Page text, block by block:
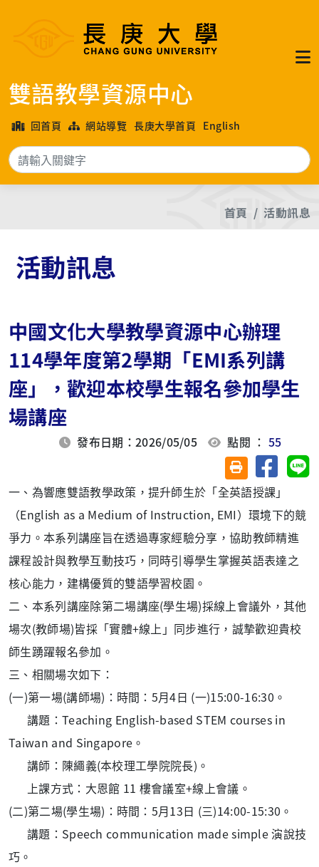
雙語教學資源中心
回首頁 網站導覽 長庚大學首頁 English
搜尋
首頁 活動訊息
活動訊息
中國文化大學教學資源中心辦理
114學年度第2學期「EMI系列講
座」，歡迎本校學生報名參加學生
場講座
發布日期：2026/05/05 點閱 ：55
友善列印(另開視
分享至
一、為響應雙語教學政策，提升師生於「全英語授課」
（English as a Medium of Instruction, EMI）環境下的競
爭力。本系列講座旨在透過專家經驗分享，協助教師精進
課程設計與教學互動技巧，同時引導學生掌握英語表達之
核心能力，建構優質的雙語學習校園。
二、本系列講座除第二場講座(學生場)採線上會議外，其他
場次(教師場)皆採「實體+線上」同步進行，誠摯歡迎貴校
師生踴躍報名參加。
三、相關場次如下：
(一)第一場(講師場)：時間：5月4日 (一)15:00-16:30。
講題：Teaching English-based STEM courses in
Taiwan and Singapore。
講師：陳繩義(本校理工學院院長)。
上課方式：大恩館 11 樓會議室+線上會議。
(二)第二場(學生場)：時間：5月13日 (三)14:00-15:30。
講題：Speech communication made simple 演說技
巧。